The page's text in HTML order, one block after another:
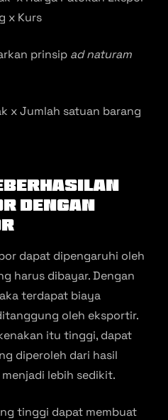
x Kurs
prinsip ad naturam
x Jumlah satuan barang
Dengan
dapat dipengaruhi oleh
harus dibayar. Dengan
terdapat biaya
oleh eksportir.
itu tinggi, dapat
diperoleh dari hasil
lebih sedikit.
tinggi dapat membuat